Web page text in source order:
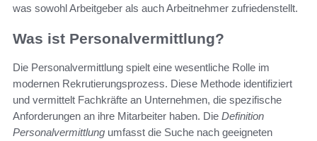
was sowohl Arbeitgeber als auch Arbeitnehmer zufriedenstellt.
Was ist Personalvermittlung?
Die Personalvermittlung spielt eine wesentliche Rolle im
modernen Rekrutierungsprozess. Diese Methode identifiziert
und vermittelt Fachkräfte an Unternehmen, die spezifische
Anforderungen an ihre Mitarbeiter haben. Die Definition
Personalvermittlung umfasst die Suche nach geeigneten